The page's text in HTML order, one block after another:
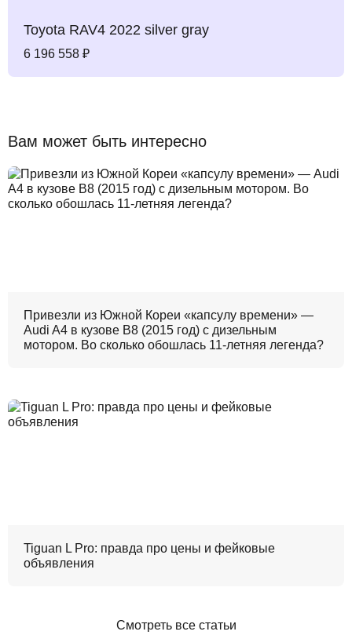
Toyota RAV4 2022 silver gray
6 196 558
Вам может быть интересно
Привезли из Южной Кореи «капсулу времени» —
Audi A4 в кузове B8 (2015 год) с дизельным
мотором. Во сколько обошлась 11-летняя легенда?
Tiguan L Pro: правда про цены и фейковые
объявления
Смотреть все статьи